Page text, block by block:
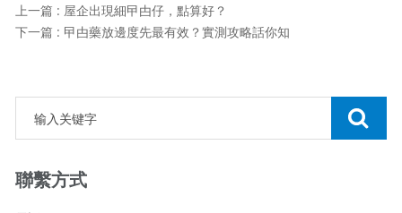
上一篇 : 屋企出現細曱甴仔，點算好？
下一篇 : 曱甴藥放邊度先最有效？實測攻略話你知
聯繫方式